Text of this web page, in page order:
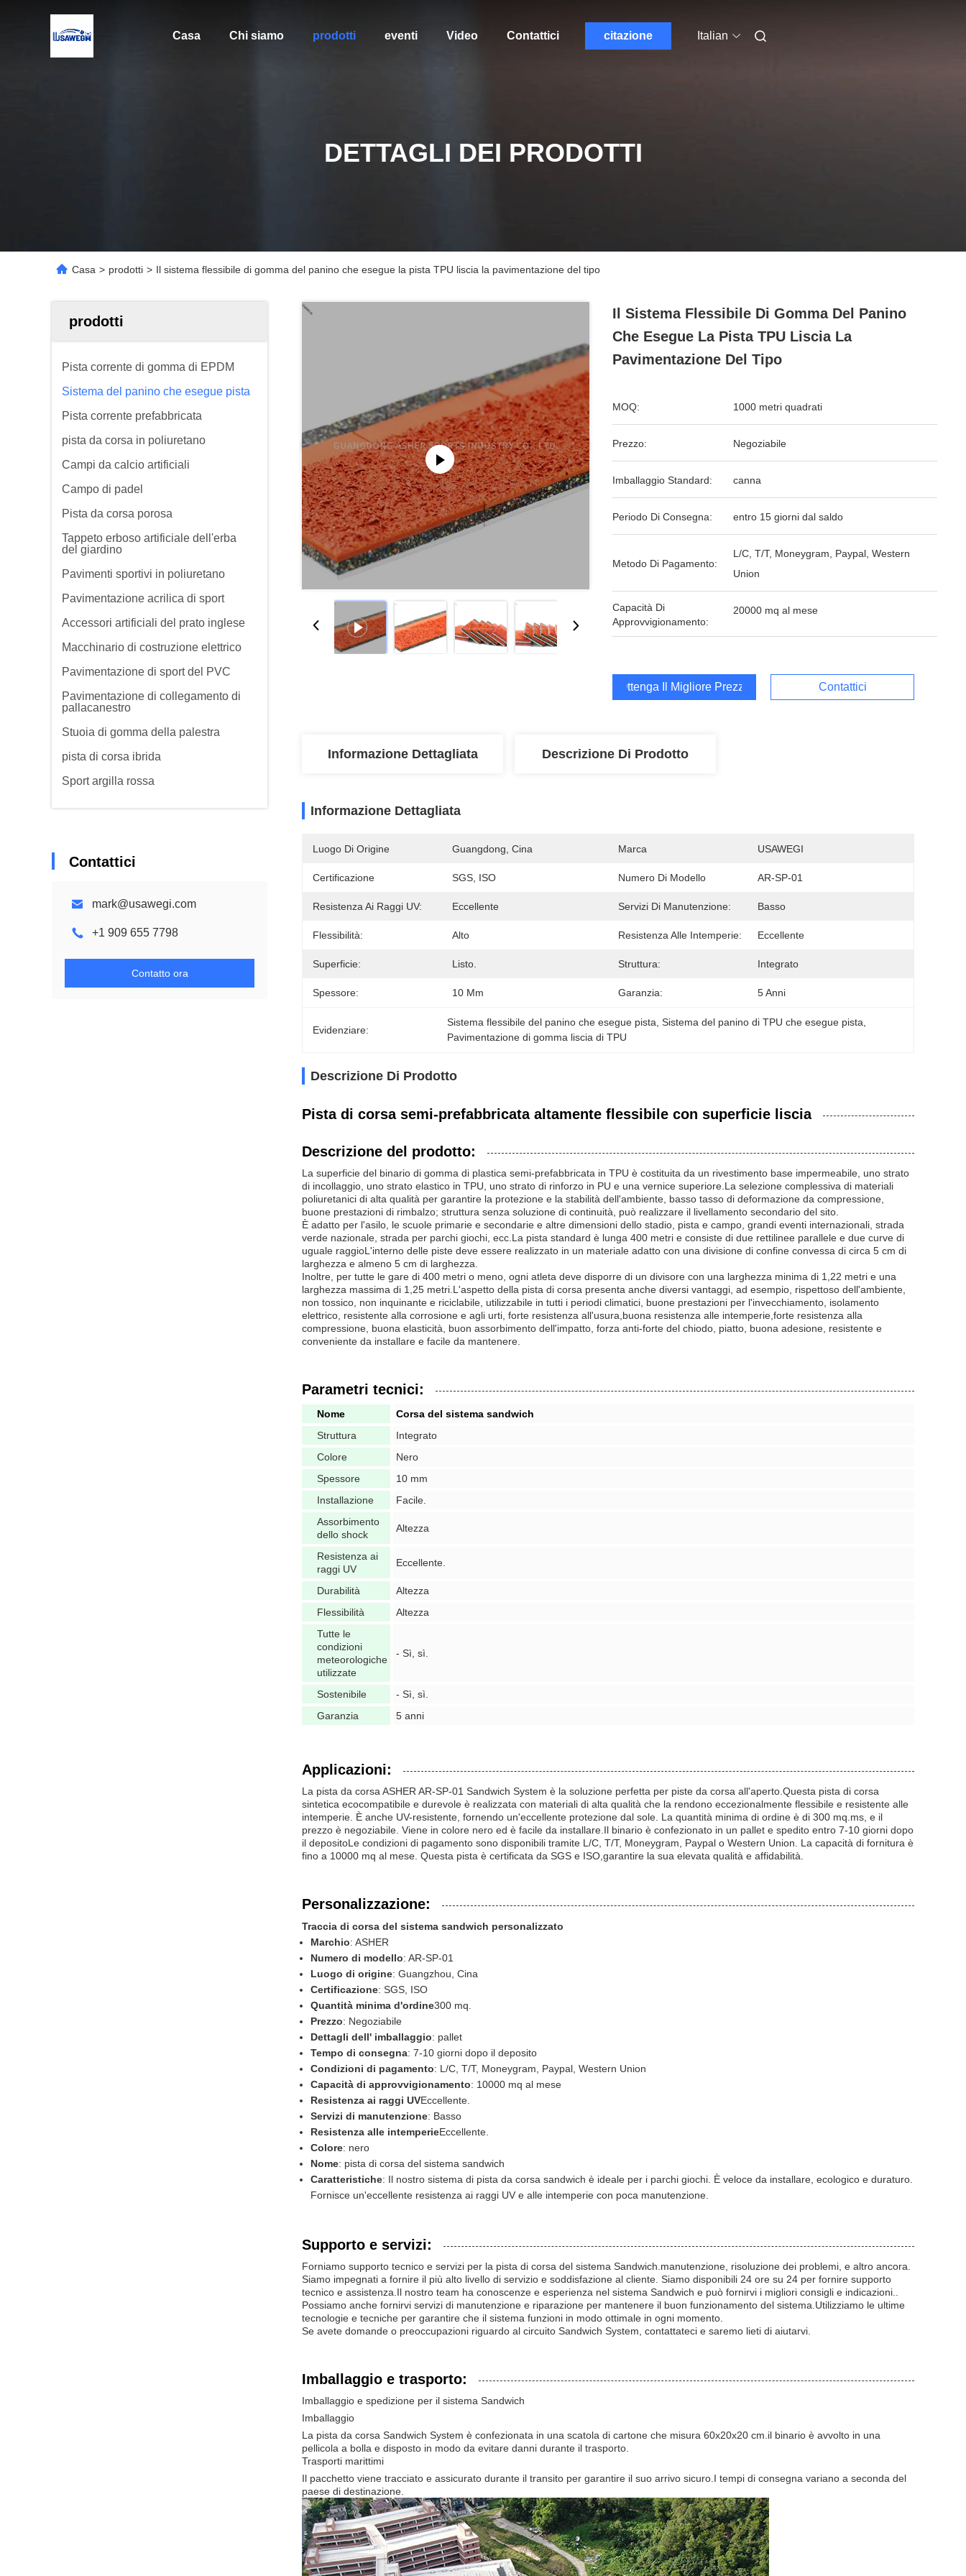
Casa Chi siamo prodotti eventi Video Contattici citazione Italian
DETTAGLI DEI PRODOTTI
Casa > prodotti > Il sistema flessibile di gomma del panino che esegue la pista TPU liscia la pavimentazione del tipo
prodotti
Pista corrente di gomma di EPDM
Sistema del panino che esegue pista
Pista corrente prefabbricata
pista da corsa in poliuretano
Campi da calcio artificiali
Campo di padel
Pista da corsa porosa
Tappeto erboso artificiale dell'erba
del giardino
Pavimenti sportivi in poliuretano
Pavimentazione acrilica di sport
Accessori artificiali del prato inglese
Macchinario di costruzione elettrico
Pavimentazione di sport del PVC
Pavimentazione di collegamento di
pallacanestro
Stuoia di gomma della palestra
pista di corsa ibrida
Sport argilla rossa
Contattici
mark@usawegi.com
+1 909 655 7798
Contatto ora
Il Sistema Flessibile Di Gomma Del Panino
Che Esegue La Pista TPU Liscia La
Pavimentazione Del Tipo
MOQ: 1000 metri quadrati
Prezzo: Negoziabile
Imballaggio Standard: canna
Periodo Di Consegna: entro 15 giorni dal saldo
Metodo Di Pagamento:
L/C, T/T, Moneygram, Paypal, Western
Union
Capacità Di
Approvvigionamento:
20000 mq al mese
Ottenga Il Migliore Prezzo Contattici
Informazione Dettagliata Descrizione Di Prodotto
Informazione Dettagliata
Luogo Di Origine Guangdong, Cina Marca USAWEGI
Certificazione SGS, ISO Numero Di Modello AR-SP-01
Resistenza Ai Raggi UV: Eccellente Servizi Di Manutenzione: Basso
Flessibilità: Alto Resistenza Alle Intemperie: Eccellente
Superficie: Listo. Struttura: Integrato
Spessore: 10 Mm Garanzia: 5 Anni
Evidenziare:
Sistema flessibile del panino che esegue pista , Sistema del panino di TPU che esegue pista
Pavimentazione di gomma liscia di TPU
Descrizione Di Prodotto
Pista di corsa semi-prefabbricata altamente flessibile con superficie liscia
Descrizione del prodotto:
La superficie del binario di gomma di plastica semi-prefabbricata in TPU è costituita da un rivestimento base impermeabile, uno strato
di incollaggio, uno strato elastico in TPU, uno strato di rinforzo in PU e una vernice superiore.La selezione complessiva di materiali
poliuretanici di alta qualità per garantire la protezione e la stabilità dell'ambiente, basso tasso di deformazione da compressione,
buone prestazioni di rimbalzo; struttura senza soluzione di continuità, può realizzare il livellamento secondario del sito.
È adatto per l'asilo, le scuole primarie e secondarie e altre dimensioni dello stadio, pista e campo, grandi eventi internazionali, strada
verde nazionale, strada per parchi giochi, ecc.La pista standard è lunga 400 metri e consiste di due rettilinee parallele e due curve di
uguale raggioL'interno delle piste deve essere realizzato in un materiale adatto con una divisione di confine convessa di circa 5 cm di
larghezza e almeno 5 cm di larghezza.
Inoltre, per tutte le gare di 400 metri o meno, ogni atleta deve disporre di un divisore con una larghezza minima di 1,22 metri e una
larghezza massima di 1,25 metri.L'aspetto della pista di corsa presenta anche diversi vantaggi, ad esempio, rispettoso dell'ambiente,
non tossico, non inquinante e riciclabile, utilizzabile in tutti i periodi climatici, buone prestazioni per l'invecchiamento, isolamento
elettrico, resistente alla corrosione e agli urti, forte resistenza all'usura,buona resistenza alle intemperie,forte resistenza alla
compressione, buona elasticità, buon assorbimento dell'impatto, forza anti-forte del chiodo, piatto, buona adesione, resistente e
conveniente da installare e facile da mantenere.
Parametri tecnici:
Nome
Corsa del sistema sandwich
Struttura
Integrato
Colore
Nero
Spessore
10 mm
Installazione
Facile.
Assorbimento
dello shock
Altezza
Resistenza ai
raggi UV
Eccellente.
Durabilità
Altezza
Flessibilità
Altezza
Tutte le
condizioni
meteorologiche
utilizzate
- Sì, sì.
Sostenibile
- Sì, sì.
Garanzia
5 anni
Applicazioni:
La pista da corsa ASHER AR-SP-01 Sandwich System è la soluzione perfetta per piste da corsa all'aperto.Questa pista di corsa
sintetica ecocompatibile e durevole è realizzata con materiali di alta qualità che la rendono eccezionalmente flessibile e resistente alle
intemperie. È anche UV-resistente, fornendo un'eccellente protezione dal sole. La quantità minima di ordine è di 300 mq.ms, e il
prezzo è negoziabile. Viene in colore nero ed è facile da installare.Il binario è confezionato in un pallet e spedito entro 7-10 giorni dopo
il depositoLe condizioni di pagamento sono disponibili tramite L/C, T/T, Moneygram, Paypal o Western Union. La capacità di fornitura è
fino a 10000 mq al mese. Questa pista è certificata da SGS e ISO,garantire la sua elevata qualità e affidabilità.
Personalizzazione:
Traccia di corsa del sistema sandwich personalizzato
Marchio: ASHER
Numero di modello: AR-SP-01
Luogo di origine: Guangzhou, Cina
Certificazione: SGS, ISO
Quantità minima d'ordine300 mq.
Prezzo: Negoziabile
Dettagli dell' imballaggio: pallet
Tempo di consegna: 7-10 giorni dopo il deposito
Condizioni di pagamento: L/C, T/T, Moneygram, Paypal, Western Union
Capacità di approvvigionamento: 10000 mq al mese
Resistenza ai raggi UVEccellente.
Servizi di manutenzione: Basso
Resistenza alle intemperieEccellente.
Colore: nero
Nome: pista di corsa del sistema sandwich
Caratteristiche: Il nostro sistema di pista da corsa sandwich è ideale per i parchi giochi. È veloce da installare, ecologico e duraturo.
Fornisce un'eccellente resistenza ai raggi UV e alle intemperie con poca manutenzione.
Supporto e servizi:
Forniamo supporto tecnico e servizi per la pista di corsa del sistema Sandwich.manutenzione, risoluzione dei problemi, e altro ancora.
Siamo impegnati a fornire il più alto livello di servizio e soddisfazione al cliente. Siamo disponibili 24 ore su 24 per fornire supporto
tecnico e assistenza.Il nostro team ha conoscenze e esperienza nel sistema Sandwich e può fornirvi i migliori consigli e indicazioni..
Possiamo anche fornirvi servizi di manutenzione e riparazione per mantenere il buon funzionamento del sistema.Utilizziamo le ultime
tecnologie e tecniche per garantire che il sistema funzioni in modo ottimale in ogni momento.
Se avete domande o preoccupazioni riguardo al circuito Sandwich System, contattateci e saremo lieti di aiutarvi.
Imballaggio e trasporto:
Imballaggio e spedizione per il sistema Sandwich
Imballaggio
La pista da corsa Sandwich System è confezionata in una scatola di cartone che misura 60x20x20 cm.il binario è avvolto in una
pellicola a bolla e disposto in modo da evitare danni durante il trasporto.
Trasporti marittimi
Il pacchetto viene tracciato e assicurato durante il transito per garantire il suo arrivo sicuro.I tempi di consegna variano a seconda del
paese di destinazione.